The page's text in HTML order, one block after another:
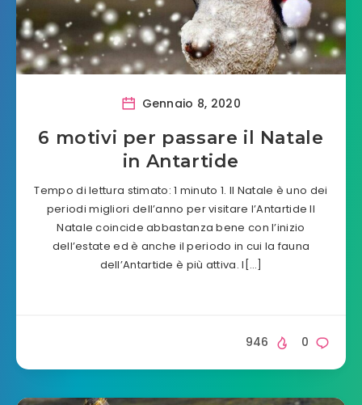
Gennaio 8, 2020
6 motivi per passare il Natale
in Antartide
Tempo di lettura stimato: 1 minuto 1. Il Natale è uno dei
periodi migliori dell’anno per visitare l’Antartide Il
Natale coincide abbastanza bene con l’inizio
dell’estate ed è anche il periodo in cui la fauna
dell’Antartide è più attiva. I[…]
0
946